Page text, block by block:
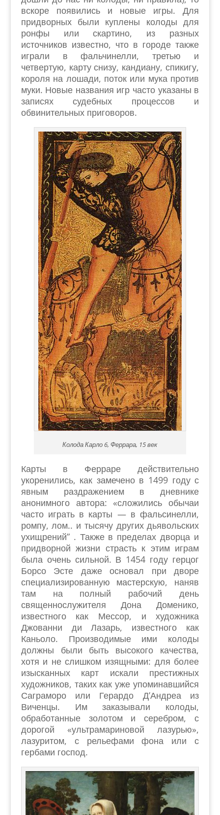
вскоре появились и новые игры. Для
придворных были куплены колоды для
ронфы или скартино, из разных
источников известно, что в городе также
играли в фальчинелли, третью и
четвертую, карту снизу, кандиану, спикигу,
короля на лошади, поток или мука против
муки. Новые названия игр часто указаны в
записях судебных процессов и
обвинительных приговоров.
Колода Карло 6, Феррара, 15 век
Карты в Ферраре действительно
укоренились, как замечено в 1499 году с
явным раздражением в дневнике
анонимного автора: «сложились обычаи
часто играть в карты — в фальсинелли,
ромпу, лом.. и тысячу других дьявольских
ухищрений” . Также в пределах дворца и
придворной жизни страсть к этим играм
была очень сильной. В 1454 году герцог
Борсо Эсте даже основал при дворе
специализированную мастерскую, наняв
там на полный рабочий день
священнослужителя Дона Доменико,
известного как Мессор, и художника
Джованни ди Лазарь, известного как
Каньоло. Производимые ими колоды
должны были быть высокого качества,
хотя и не слишком изящными: для более
изысканных карт искали престижных
художников, таких как уже упоминавшийся
Саграморо или Герардо Д’Андреа из
Виченцы. Им заказывали колоды,
обработанные золотом и серебром, с
дорогой «ультрамариновой лазурью»,
лазуритом, с рельефами фона или с
гербами господ.